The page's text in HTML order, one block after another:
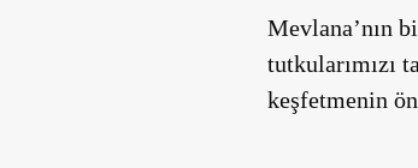
Mevlana’nın
tutkularımızı
keşfetmenin